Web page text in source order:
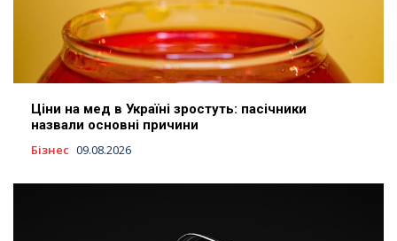
Ціни на мед в Україні зростуть: пасічники
назвали основні причини
Бізнес 09.08.2026